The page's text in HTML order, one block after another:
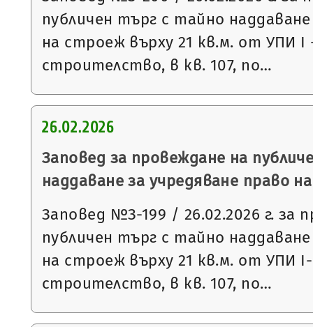
публичен търг с тайно
на строеж върху 21 кв.м. от УПИ
строителство, в кв. 107, по…
26.02.2026
Заповед за провеждане на
наддаване за учредяване право
Заповед №З-199 / 26.02.2026 г. за
публичен търг с тайно
на строеж върху 21 кв.м. от УПИ
строителство, в кв. 107, по…